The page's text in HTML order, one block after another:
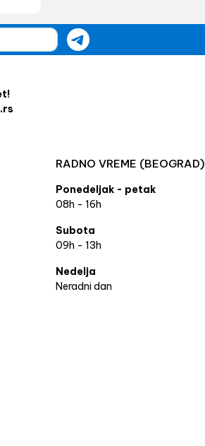
RADNO VREME (BEOGRAD)
Ponedeljak - petak
08h - 16h
Subota
09h - 13h
Nedelja
Neradni dan